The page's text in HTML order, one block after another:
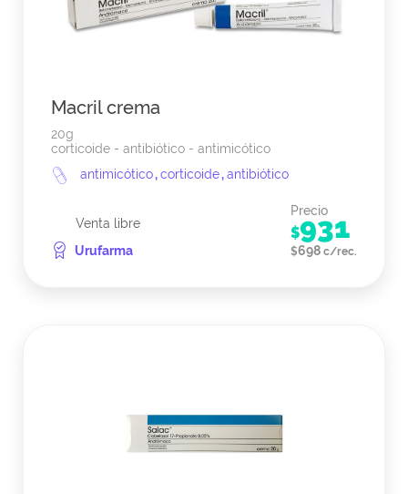
Macril crema
20g
corticoide - antibiótico - antimicótico
antimicótico,corticoide,antibiótico
Venta libre
Urufarma
Precio
$931
$698 c/rec.